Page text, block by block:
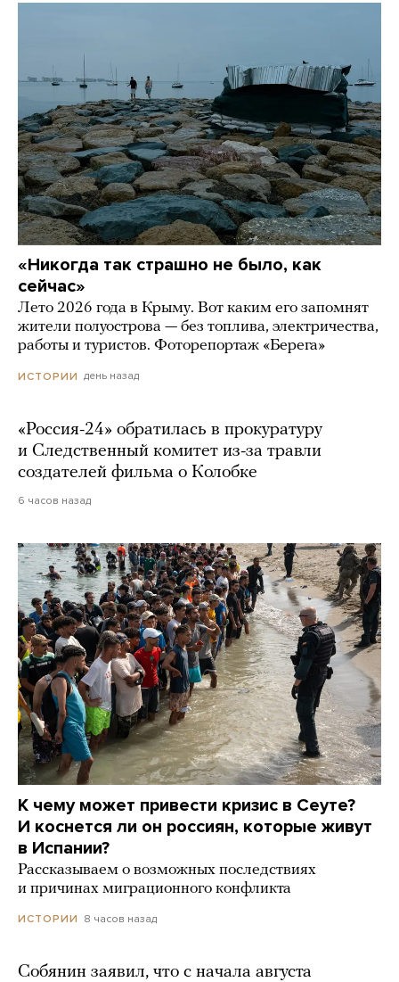
«Никогда так страшно не было, как
сейчас»
Лето 2026 года в Крыму. Вот каким его запомнят
жители полуострова — без топлива, электричества,
работы и туристов. Фоторепортаж «Берега»
ИСТОРИИ день назад
«Россия-24» обратилась в прокуратуру
и Следственный комитет из-за травли
создателей фильма о Колобке
6 часов назад
К чему может привести кризис в Сеуте?
И коснется ли он россиян, которые живут
в Испании?
Рассказываем о возможных последствиях
и причинах миграционного конфликта
ИСТОРИИ 8 часов назад
Собянин заявил, что с начала августа